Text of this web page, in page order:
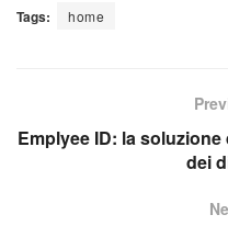
Tags: home
Emplyee ID: la
dei